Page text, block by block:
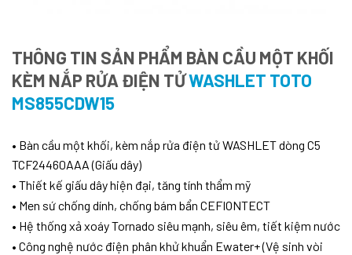
THÔNG TIN SẢN PHẨM BÀN CẦU MỘT KHỐI
KÈM NẮP RỬA ĐIỆN TỬWASHLET TOTO
MS855CDW15
• Bàn cầu một khối, kèm nắp rửa điện tử WASHLET dòng C5
TCF24460AAA (Giấu dây)
• Thiết kế giấu dây hiện đại, tăng tính thẩm mỹ
• Men sứ chống dính, chống bám bẩn CEFIONTECT
• Hệ thống xả xoáy Tornado siêu mạnh, siêu êm, tiết kiệm nước
• Công nghệ nước điện phân khử khuẩn Ewater+ (Vệ sinh vòi